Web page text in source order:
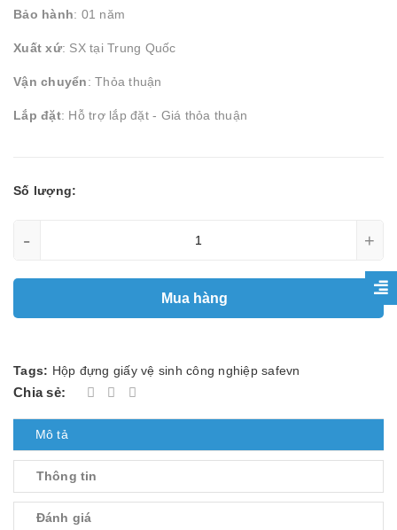
Bảo hành: 01 năm
Xuất xứ: SX tại Trung Quốc
Vận chuyển: Thỏa thuận
Lắp đặt: Hỗ trợ lắp đặt - Giá thỏa thuận
Số lượng:
- +
Mua hàng
Tags: Hộp đựng giấy vệ sinh công nghiệp safevn
Chia sẻ:
Mô tả
Thông tin
Đánh giá